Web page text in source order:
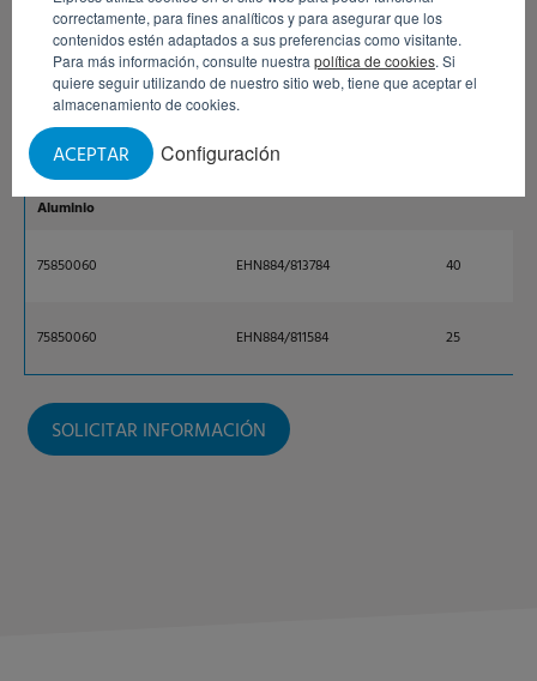
correctamente, para fines analíticos y para asegurar que los
contenidos estén adaptados a sus preferencias como visitante.
Para más información, consulte nuestra política de cookies. Si
quiere seguir utilizando de nuestro sitio web, tiene que aceptar el
almacenamiento de cookies.
Configuración
ACEPTAR
Acero inoxidable
75850055 EHN8860186 18
75850056 EHN8860386
Aluminio
75850060 EHN884/813784 40
75850060 EHN884/811584 25
SOLICITAR INFORMACIÓN